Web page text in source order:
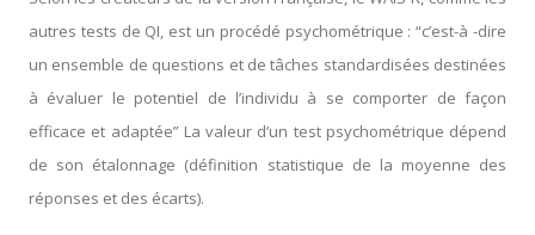
autres tests de QI, est un procédé psychométrique : “c’est-à -dire
un ensemble de questions et de tâches standardisées destinées
à évaluer le potentiel de l’individu à se comporter de façon
efficace et adaptée” La valeur d’un test psychométrique dépend
de son étalonnage (définition statistique de la moyenne des
réponses et des écarts).